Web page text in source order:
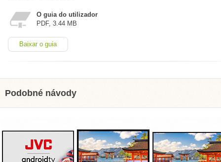
O guia do utilizador
PDF, 3.44 MB
Baixar o guia
Podobné návody